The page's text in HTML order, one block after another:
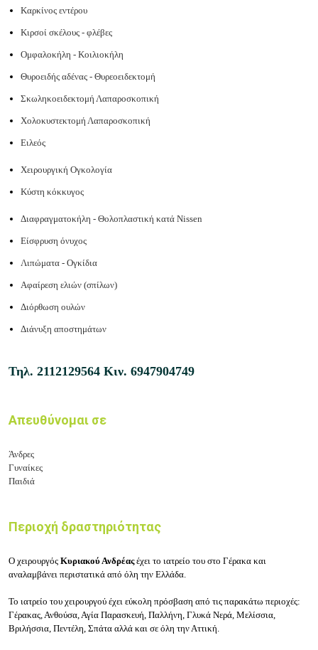
Καρκίνος εντέρου
Κιρσοί σκέλους - φλέβες
Ομφαλοκήλη - Κοιλιοκήλη
Θυροειδής αδένας - Θυρεοειδεκτομή
Σκωληκοειδεκτομή Λαπαροσκοπική
Χολοκυστεκτομή Λαπαροσκοπική
Ειλεός
Χειρουργική Ογκολογία
Κύστη κόκκυγος
Διαφραγματοκήλη - Θολοπλαστική κατά Nissen
Είσφρυση όνυχος
Λιπώματα - Ογκίδια
Αφαίρεση ελιών (σπίλων)
Διόρθωση ουλών
Διάνυξη αποστημάτων
Τηλ. 2112129564 Κιν. 6947904749
Απευθύνομαι σε
Άνδρες
Γυναίκες
Παιδιά
Περιοχή δραστηριότητας
Ο χειρουργός Κυριακού Ανδρέαςέχει το ιατρείο του στο Γέρακα και
αναλαμβάνει περιστατικά από όλη την Ελλάδα.
Το ιατρείο του χειρουργού έχει εύκολη πρόσβαση από τις παρακάτω περιοχές:
Γέρακας, Ανθούσα, Αγία Παρασκευή, Παλλήνη, Γλυκά Νερά, Μελίσσια,
Βριλήσσια, Πεντέλη, Σπάτα αλλά και σε όλη την Αττική.